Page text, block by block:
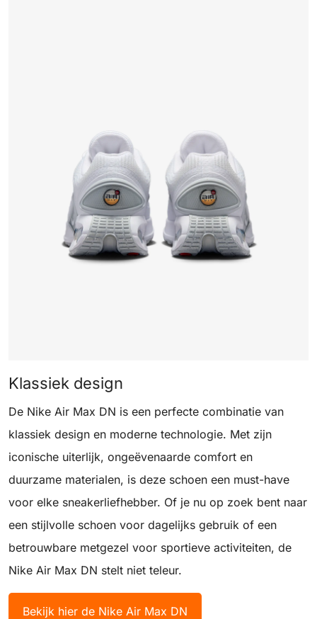
Klassiek design
De Nike Air Max DN is een perfecte combinatie van
klassiek design en moderne technologie. Met zijn
iconische uiterlijk, ongeëvenaarde comfort en
duurzame materialen, is deze schoen een must-have
voor elke sneakerliefhebber. Of je nu op zoek bent naar
een stijlvolle schoen voor dagelijks gebruik of een
betrouwbare metgezel voor sportieve activiteiten, de
Nike Air Max DN stelt niet teleur.
Bekijk hier de Nike Air Max DN